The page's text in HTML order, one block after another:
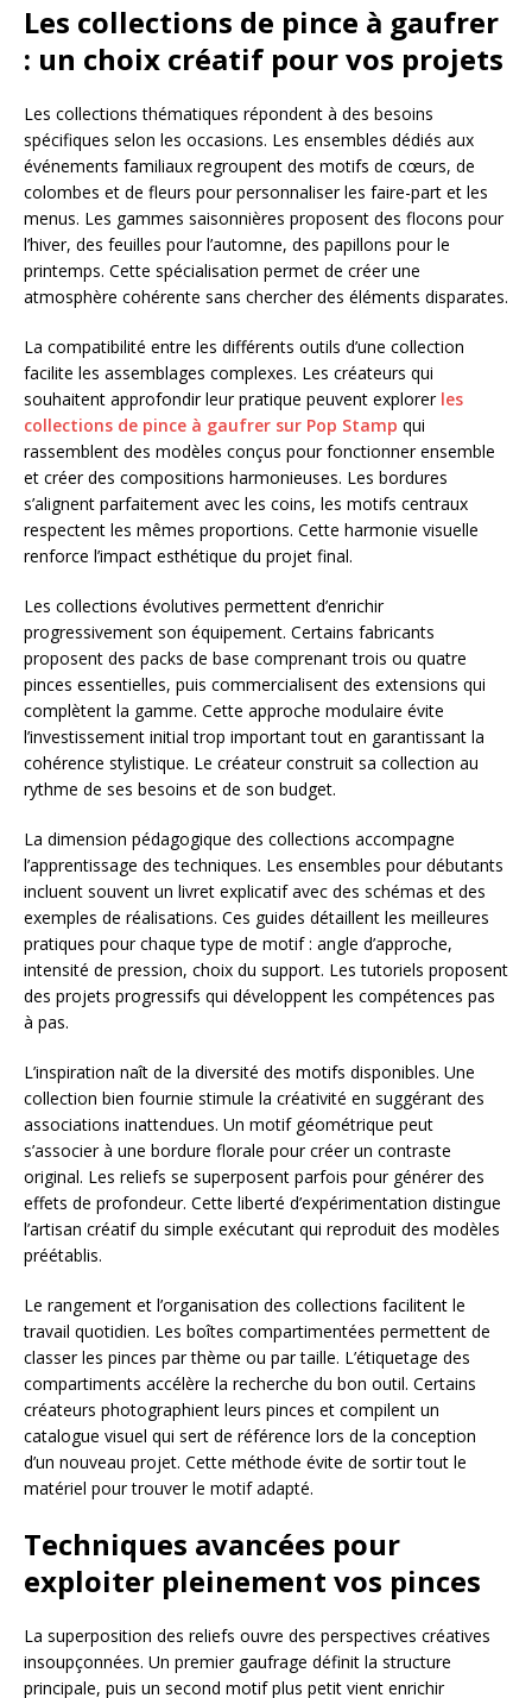
Les collections de pince à gaufrer
: un choix créatif pour vos projets
Les collections thématiques répondent à des besoins
spécifiques selon les occasions. Les ensembles dédiés aux
événements familiaux regroupent des motifs de cœurs, de
colombes et de fleurs pour personnaliser les faire-part et les
menus. Les gammes saisonnières proposent des flocons pour
l’hiver, des feuilles pour l’automne, des papillons pour le
printemps. Cette spécialisation permet de créer une
atmosphère cohérente sans chercher des éléments disparates.
La compatibilité entre les différents outils d’une collection
facilite les assemblages complexes. Les créateurs qui
souhaitent approfondir leur pratique peuvent explorer les
collections de pince à gaufrer sur Pop Stamp qui
rassemblent des modèles conçus pour fonctionner ensemble
et créer des compositions harmonieuses. Les bordures
s’alignent parfaitement avec les coins, les motifs centraux
respectent les mêmes proportions. Cette harmonie visuelle
renforce l’impact esthétique du projet final.
Les collections évolutives permettent d’enrichir
progressivement son équipement. Certains fabricants
proposent des packs de base comprenant trois ou quatre
pinces essentielles, puis commercialisent des extensions qui
complètent la gamme. Cette approche modulaire évite
l’investissement initial trop important tout en garantissant la
cohérence stylistique. Le créateur construit sa collection au
rythme de ses besoins et de son budget.
La dimension pédagogique des collections accompagne
l’apprentissage des techniques. Les ensembles pour débutants
incluent souvent un livret explicatif avec des schémas et des
exemples de réalisations. Ces guides détaillent les meilleures
pratiques pour chaque type de motif : angle d’approche,
intensité de pression, choix du support. Les tutoriels proposent
des projets progressifs qui développent les compétences pas
à pas.
L’inspiration naît de la diversité des motifs disponibles. Une
collection bien fournie stimule la créativité en suggérant des
associations inattendues. Un motif géométrique peut
s’associer à une bordure florale pour créer un contraste
original. Les reliefs se superposent parfois pour générer des
effets de profondeur. Cette liberté d’expérimentation distingue
l’artisan créatif du simple exécutant qui reproduit des modèles
préétablis.
Le rangement et l’organisation des collections facilitent le
travail quotidien. Les boîtes compartimentées permettent de
classer les pinces par thème ou par taille. L’étiquetage des
compartiments accélère la recherche du bon outil. Certains
créateurs photographient leurs pinces et compilent un
catalogue visuel qui sert de référence lors de la conception
d’un nouveau projet. Cette méthode évite de sortir tout le
matériel pour trouver le motif adapté.
Techniques avancées pour
exploiter pleinement vos pinces
La superposition des reliefs ouvre des perspectives créatives
insoupçonnées. Un premier gaufrage définit la structure
principale, puis un second motif plus petit vient enrichir